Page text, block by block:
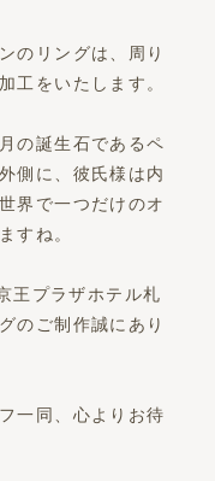
のリングは、周り
工をいたします。
の誕生石であるペ
側に、彼氏様は内
界で一つだけのオ
すね。
王プラザホテル札
のご制作誠にあり
一同、心よりお待